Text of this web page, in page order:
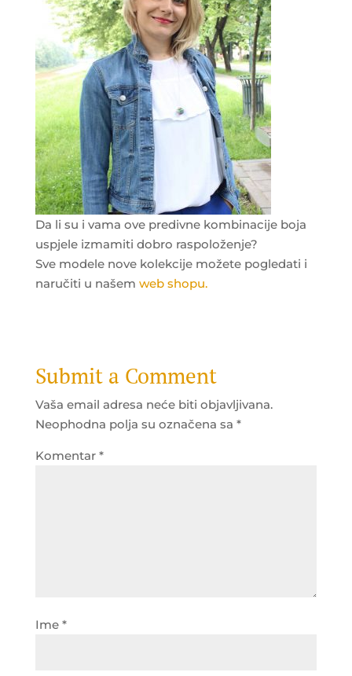
Da li su i vama ove predivne kombinacije boja
uspjele izmamiti dobro raspoloženje?
Sve modele nove kolekcije možete pogledati i
naručiti u našem web shopu.
Submit a Comment
Vaša email adresa neće biti objavljivana.
Neophodna polja su označena sa *
Komentar *
Ime *